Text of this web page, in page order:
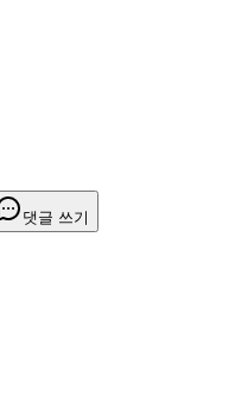
댓글 쓰기